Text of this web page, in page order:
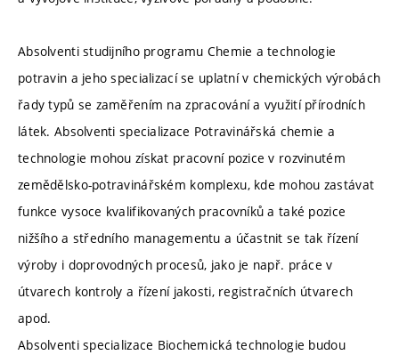
Absolventi studijního programu Chemie a technologie
potravin a jeho specializací se uplatní v chemických výrobách
řady typů se zaměřením na zpracování a využití přírodních
látek. Absolventi specializace Potravinářská chemie a
technologie mohou získat pracovní pozice v rozvinutém
zemědělsko-potravinářském komplexu, kde mohou zastávat
funkce vysoce kvalifikovaných pracovníků a také pozice
nižšího a středního managementu a účastnit se tak řízení
výroby i doprovodných procesů, jako je např. práce v
útvarech kontroly a řízení jakosti, registračních útvarech
apod.
Absolventi specializace Biochemická technologie budou